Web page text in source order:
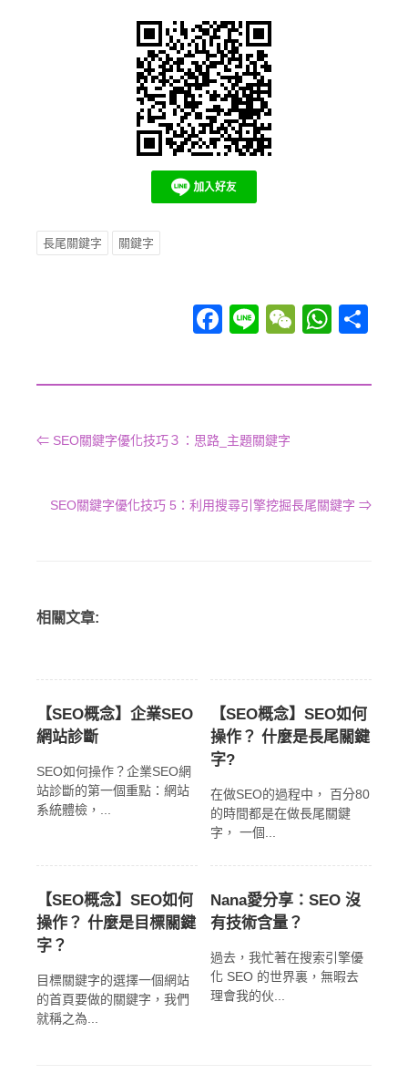
長尾關鍵字 關鍵字
FacebookLine WeChat WhatsApp
⇐ SEO關鍵字優化技巧３：思路_主題關鍵字
SEO關鍵字優化技巧 5：利用搜尋引擎挖掘長尾關鍵字 ⇒
相關文章:
【SEO概念】企業SEO
網站診斷
SEO如何操作？企業SEO網
站診斷的第一個重點：網站
系統體檢，...
【SEO概念】SEO如何
操作？ 什麼是長尾關鍵
字?
在做SEO的過程中， 百分80
的時間都是在做長尾關鍵
字， 一個...
【SEO概念】SEO如何
操作？ 什麼是目標關鍵
字？
目標關鍵字的選擇一個網站
的首頁要做的關鍵字，我們
就稱之為...
Nana愛分享：SEO 沒
有技術含量？
過去，我忙著在搜索引擎優
化 SEO 的世界裏，無暇去
理會我的伙...